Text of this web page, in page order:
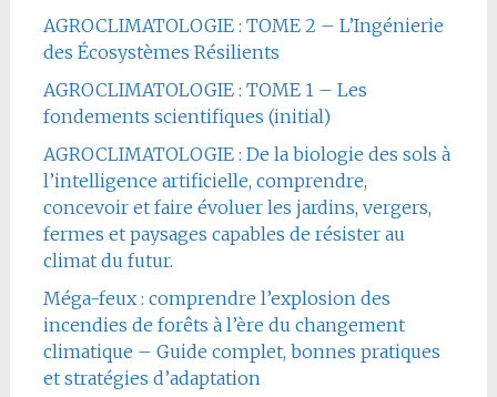
AGROCLIMATOLOGIE : TOME 2 – L’Ingénierie
des Écosystèmes Résilients
AGROCLIMATOLOGIE : TOME 1 – Les
fondements scientifiques (initial)
AGROCLIMATOLOGIE : De la biologie des sols à
l’intelligence artificielle, comprendre,
concevoir et faire évoluer les jardins, vergers,
fermes et paysages capables de résister au
climat du futur.
Méga-feux : comprendre l’explosion des
incendies de forêts à l’ère du changement
climatique – Guide complet, bonnes pratiques
et stratégies d’adaptation